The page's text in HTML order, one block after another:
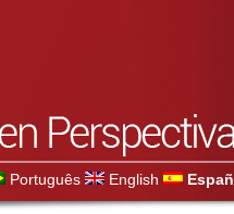
Português English